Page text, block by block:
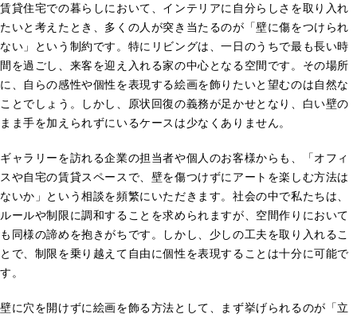
賃貸住宅での暮らしにおいて、インテリアに自分らしさを取り入れ
たいと考えたとき、多くの人が突き当たるのが「壁に傷をつけられ
ない」という制約です。特にリビングは、一日のうちで最も長い時
間を過ごし、来客を迎え入れる家の中心となる空間です。その場所
に、自らの感性や個性を表現する絵画を飾りたいと望むのは自然な
ことでしょう。しかし、原状回復の義務が足かせとなり、白い壁の
まま手を加えられずにいるケースは少なくありません。
ギャラリーを訪れる企業の担当者や個人のお客様からも、「オフィ
スや自宅の賃貸スペースで、壁を傷つけずにアートを楽しむ方法は
ないか」という相談を頻繁にいただきます。社会の中で私たちは、
ルールや制限に調和することを求められますが、空間作りにおいて
も同様の諦めを抱きがちです。しかし、少しの工夫を取り入れるこ
とで、制限を乗り越えて自由に個性を表現することは十分に可能で
す。
壁に穴を開けずに絵画を飾る方法として、まず挙げられるのが「立